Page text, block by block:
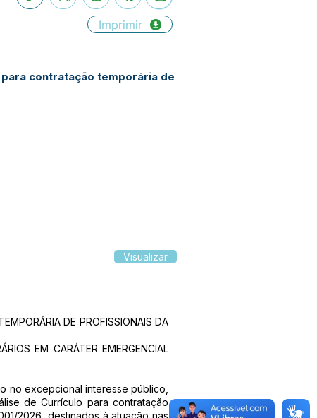
Imprimir
contratação temporária de
Visualizar
DE PROFISSIONAIS DA
EM CARÁTER EMERGENCIAL
no excepcional interesse público,
de Currículo para contratação
2026, destinados à atuação nas